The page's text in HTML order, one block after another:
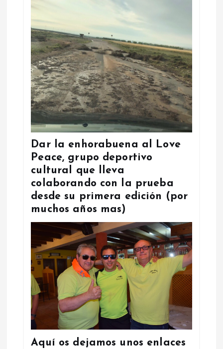
Dar la enhorabuena al Love
Peace, grupo deportivo
cultural que lleva
colaborando con la prueba
desde su primera edición (por
muchos años mas)
Aquí os dejamos unos enlaces